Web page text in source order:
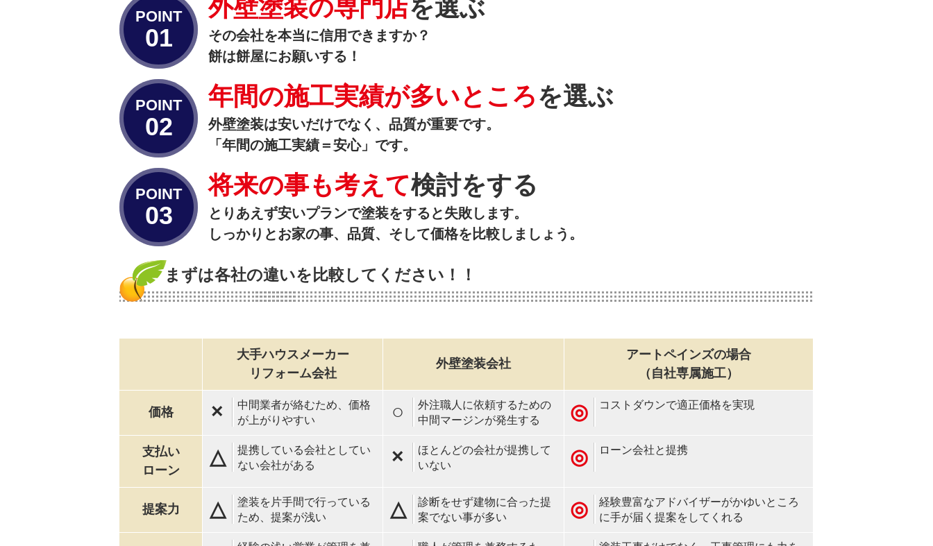
POINT 外壁塗装の専門店を選ぶ
その会社を本当に信用できますか？
餅は餅屋にお願いする！
POINT 年間の施工実績が多いところを選ぶ
外壁塗装は安いだけでなく、品質が重要です。
「年間の施工実績＝安心」です。
POINT 将来の事も考えて検討をする
とりあえず安いプランで塗装をすると失敗します。
しっかりとお家の事、品質、そして価格を比較しましょう。
まずは各社の違いを比較してください！！
大手ハウスメーカー
リフォーム会社
外壁塗装会社
アートペインズの場合
（自社専属施工）
価格 ×
中間業者が絡むため、価格
が上がりやすい
○
外注職人に依頼するための
中間マージンが発生する
◎ コストダウンで適正価格を実現
支払い
ローン
△
提携している会社としてい
ない会社がある
×
ほとんどの会社が提携して
いない
◎ ローン会社と提携
提案力 △
塗装を片手間で行っている
ため、提案が浅い
△
診断をせず建物に合った提
案でない事が多い
◎
経験豊富なアドバイザーがかゆいところ
に手が届く提案をしてくれる